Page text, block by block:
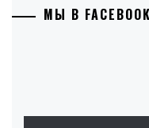
МЫ В FACEBOOK